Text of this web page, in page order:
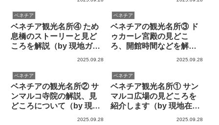
ベネチア
ベネチア観光名所④ ため
息橋のストーリーと見ど
ころを解説（by 現地ガイ
2025.09.28
ベネチア
ベネチアの観光名所③ ド
ゥカーレ宮殿の見どこ
ろ、開館時間などを解説
2025.09.28
ベネチア
ベネチアの観光名所② サ
ンマルコ寺院の解説、見
どころについて（by 現地
2025.09.28
ベネチア
ベネチア観光名所① サン
マルコ広場の見どころを
紹介します（by 現地在住
2025.09.28